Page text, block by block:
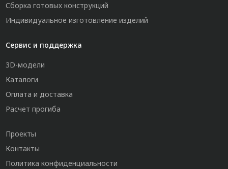
Сборка готовых конструкций
Индивидуальное изготовление изделий
Сервис и поддержка
3D-модели
Каталоги
Оплата и доставка
Расчет прогиба
Проекты
Контакты
Политика конфиденциальности